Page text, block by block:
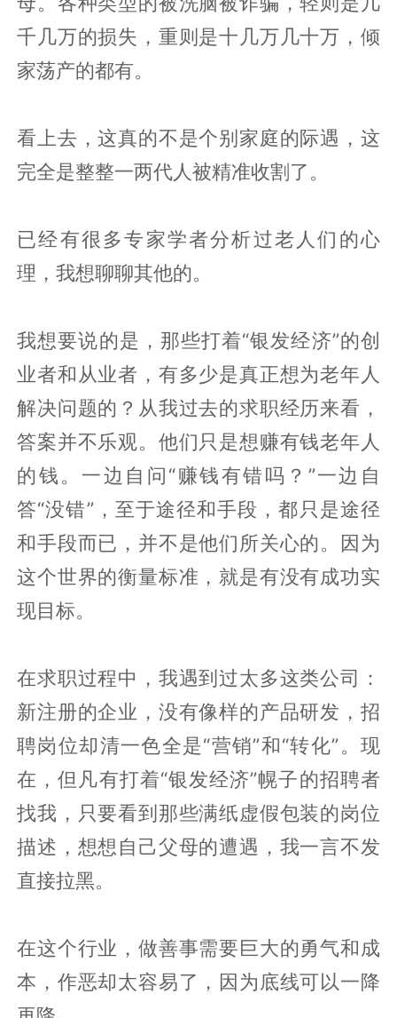
千几万的损失，重则是十几万几十万，倾
家荡产的都有。
看上去，这真的不是个别家庭的际遇，这
完全是整整一两代人被精准收割了。
已经有很多专家学者分析过老人们的心
理，我想聊聊其他的。
我想要说的是，那些打着“银发经济”的创
业者和从业者，有多少是真正想为老年人
解决问题的？从我过去的求职经历来看，
答案并不乐观。他们只是想赚有钱老年人
的钱。一边自问“赚钱有错吗？”一边自
答“没错”，至于途径和手段，都只是途径
和手段而已，并不是他们所关心的。因为
这个世界的衡量标准，就是有没有成功实
现目标。
在求职过程中，我遇到过太多这类公司：
新注册的企业，没有像样的产品研发，招
聘岗位却清一色全是“营销”和“转化”。现
在，但凡有打着“银发经济”幌子的招聘者
找我，只要看到那些满纸虚假包装的岗位
描述，想想自己父母的遭遇，我一言不发
直接拉黑。
在这个行业，做善事需要巨大的勇气和成
本，作恶却太容易了，因为底线可以一降